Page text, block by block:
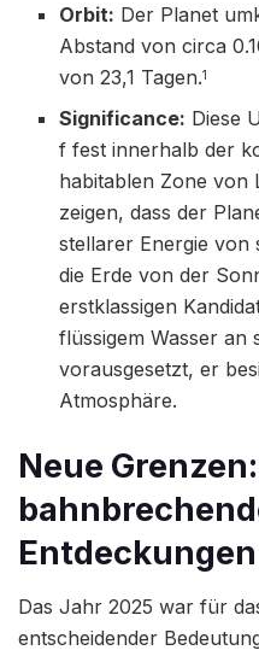
Orbit: Der Planet
Abstand von circa
von 23,1 Tagen.1
Significance: Diese
f fest innerhalb der
habitablen Zone von
zeigen, dass der
stellarer Energie von
die Erde von der
erstklassigen
flüssigem Wasser an
vorausgesetzt, er
Atmosphäre.
Neue
Das Jahr 2025 war für
entscheidender